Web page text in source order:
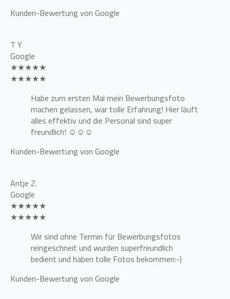
Kunden-Bewertung von Google
T Y
Google
★★★★★
★★★★★
Habe zum ersten Mal mein Bewerbungsfoto
machen gelassen, war tolle Erfahrung! Hier läuft
alles effektiv und die Personal sind super
freundlich! ☺️☺️☺️
Kunden-Bewertung von Google
Antje Z.
Google
★★★★★
★★★★★
Wir sind ohne Termin für Bewerbungsfotos
reingeschneit und wurden superfreundlich
bedient und haben tolle Fotos bekommen:-)
Kunden-Bewertung von Google